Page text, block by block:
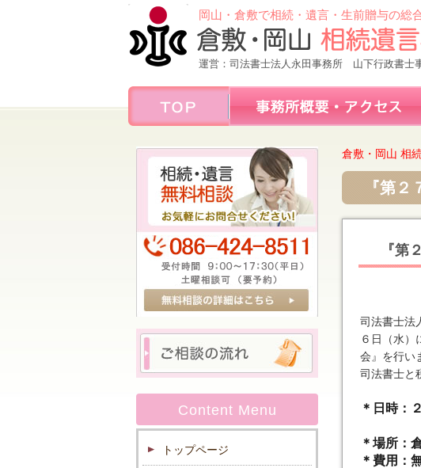
岡山・倉敷で相続・遺言・生前贈与の総
運営：司法書士法人永田事務所 山下行政書士
倉敷・岡山 相
『第
『第
司法書士
６日（水）
会』を行い
司法書士と
＊日時：
9:30
＊場所：
＊費用：
Content Menu
トップページ